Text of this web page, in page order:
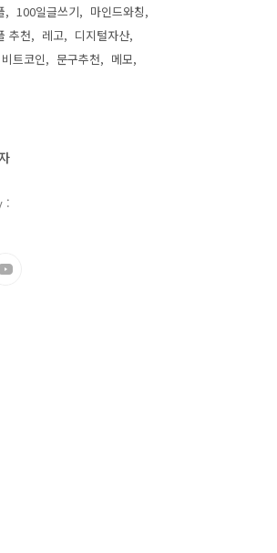
100일글쓰기
마인드와칭
추천
레고
디지털자산
비트코인 문구추천
메모
: